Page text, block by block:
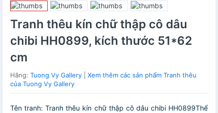
Tranh thêu kín chữ thập cô dâu
chibi HH0899, kích thước 51*62
cm
Hãng: Tuong Vy Gallery
Xem thêm các sản phẩm Tranh thêu
của Tuong Vy Gallery
Tên tranh: Tranh thêu kín chữ thập cô dâu chibi HH0899Thể